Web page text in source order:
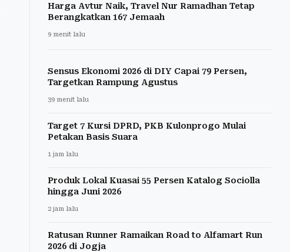
Harga Avtur Naik, Travel Nur Ramadhan Tetap
Berangkatkan 167 Jemaah
9 menit lalu
Sensus Ekonomi 2026 di DIY Capai 79 Persen,
Targetkan Rampung Agustus
39 menit lalu
Target 7 Kursi DPRD, PKB Kulonprogo Mulai
Petakan Basis Suara
1 jam lalu
Produk Lokal Kuasai 55 Persen Katalog Sociolla
hingga Juni 2026
2 jam lalu
Ratusan Runner Ramaikan Road to Alfamart Run
2026 di Jogja